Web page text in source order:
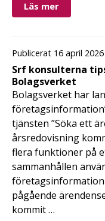
Läs mer
Publicerat 16 april 2026
Srf konsulterna
Bolagsverket
Bolagsverket har
tjänsten ”Söka ett
årsredovisning
flera funktioner på
sammanhållen
företagsinformation
pågående
kommit …